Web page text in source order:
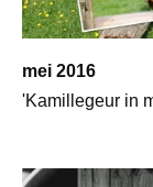
mei 2016
'Kamillegeur in